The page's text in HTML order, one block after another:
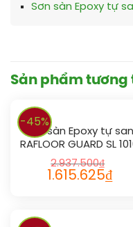
Sơn sàn Epoxy tự
Sản phẩm tương
-45%
Sơn sàn Epoxy tự san
RAFLOOR GUARD SL
2.937.500₫
1.615.625₫